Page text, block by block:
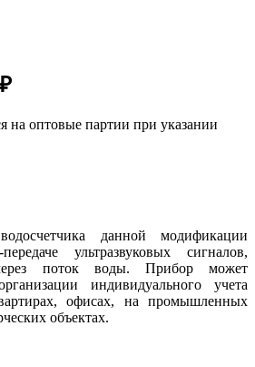
₽
на оптовые партии при указании
данной модификации
ультразвуковых сигналов,
поток воды. Прибор может
индивидуального учета
офисах, на промышленных
объектах.